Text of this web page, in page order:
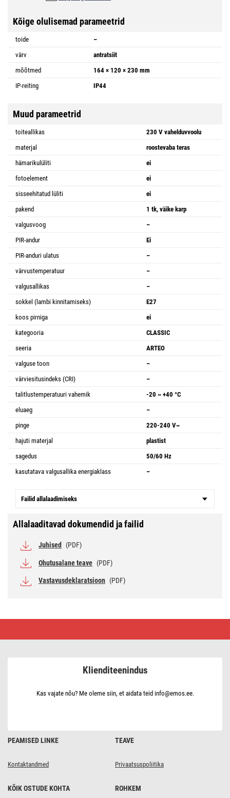
Kõige olulisemad parameetrid
toide
–
värv
antratsiit
mõõtmed
164 × 120 × 230 mm
IP-reiting
IP44
Muud parameetrid
toiteallikas
230 V vahelduvvoolu
materjal
roostevaba teras
hämarikulüliti
ei
fotoelement
ei
sisseehitatud lüliti
ei
pakend
1 tk, väike karp
valgusvoog
–
PIR-andur
Ei
PIR-anduri ulatus
–
värvustemperatuur
–
valgusallikas
–
sokkel (lambi kinnitamiseks)
E27
koos pirniga
ei
kategooria
CLASSIC
seeria
ARTEO
valguse toon
–
värviesitusindeks (CRI)
–
talitlustemperatuuri vahemik
-20 ~ +40 °C
eluaeg
–
pinge
220-240 V~
hajuti materjal
plastist
sagedus
50/60 Hz
kasutatava valgusallika energiaklass
–
Failid allalaadimiseks
Allalaaditavad dokumendid ja failid
Juhised (PDF)
Ohutusalane teave (PDF)
Vastavusdeklaratsioon (PDF)
PEAMISED LINKE
Kontaktandmed
TEAVE
Privaatsuspoliitika
KÕIK OSTUDE KOHTA ROHKEM
Klienditeenindus
Kas vajate nõu? Me oleme siin, et aidata teid info@emos.ee.